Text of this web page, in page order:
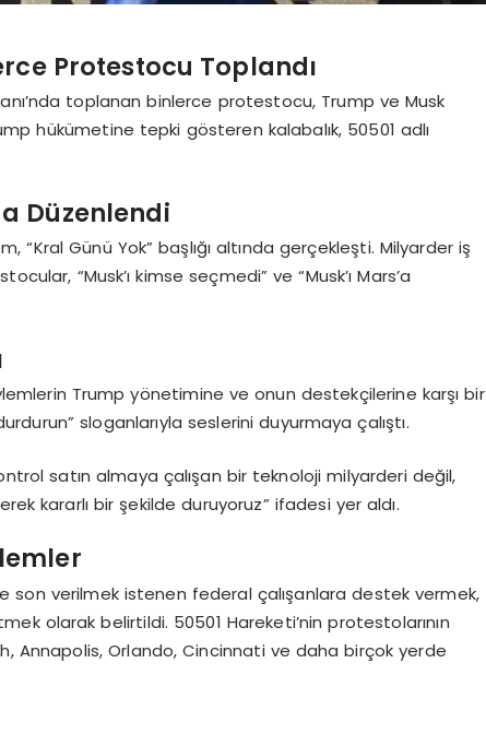
Protestocu Toplandı
toplanan binlerce protestocu, Trump ve Musk
hükümetine tepki gösteren kalabalık, 50501 adlı
Düzenlendi
Günü Yok” başlığı altında gerçekleşti. Milyarder iş
“Musk’ı kimse seçmedi” ve “Musk’ı Mars’a
Trump yönetimine ve onun destekçilerine karşı bir
sloganlarıyla seslerini duyurmaya çalıştı.
satın almaya çalışan bir teknoloji milyarderi değil,
kararlı bir şekilde duruyoruz” ifadesi yer aldı.
son verilmek istenen federal çalışanlara destek vermek,
olarak belirtildi. 50501 Hareketi’nin protestolarının
Annapolis, Orlando, Cincinnati ve daha birçok yerde